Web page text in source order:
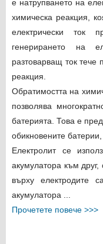
е натрупването на
химическа реакция,
електрически ток
генерирането на
разтоварващ ток тече
реакция.
Обратимостта на
позволява
батерията. Това е
обикновените
Електролит се
акумулатора към
върху електродите
акумулатора ...
Прочетете повече >>>